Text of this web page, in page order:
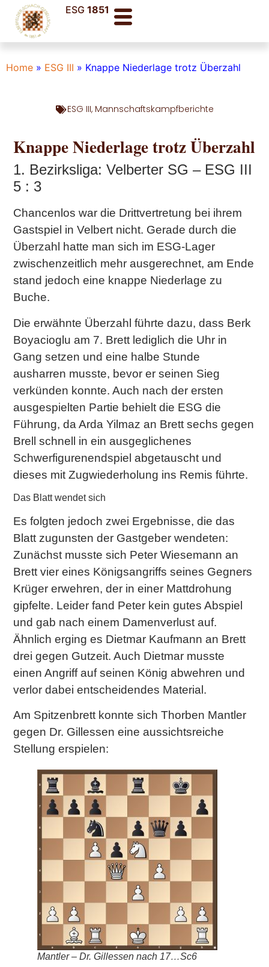
ESG1851
Home » ESG III » Knappe Niederlage trotz Überzahl
ESG III, Mannschaftskampfberichte
Knappe Niederlage trotz Überzahl
1. Bezirksliga: Velberter SG – ESG III
5 : 3
Chancenlos war die Drittvertretung bei ihrem
Gastspiel in Velbert nicht. Gerade durch die
Überzahl hatte man sich im ESG-Lager
zwischenzeitlich mehr ausgerechnet, am Ende
stand jedoch eine knappe Niederlage zu
Buche.
Die erwähnte Überzahl führte dazu, dass Berk
Boyacioglu am 7. Brett lediglich die Uhr in
Gang setzen und eine halbe Stunde
ausharren musste, bevor er seinen Sieg
verkünden konnte. Auch nach der ersten
ausgespielten Partie behielt die ESG die
Führung, da Arda Yilmaz an Brett sechs gegen
Brell schnell in ein ausgeglichenes
Schwerfigurenendspiel abgetauscht und
dieses mit Zugwiederholung ins Remis führte.
Das Blatt wendet sich
Es folgten jedoch zwei Ergebnisse, die das
Blatt zugunsten der Gastgeber wendeten:
Zunächst musste sich Peter Wiesemann an
Brett vier eines Königsangriffs seines Gegners
Krüger erwehren, der in einer Mattdrohung
gipfelte. Leider fand Peter kein gutes Abspiel
und gab nach einem Damenverlust auf.
Ähnlich erging es Dietmar Kaufmann an Brett
drei gegen Gutzeit. Auch Dietmar musste
einen Angriff auf seinen König abwehren und
verlor dabei entscheidendes Material.
Am Spitzenbrett konnte sich Thorben Mantler
gegen Dr. Gillessen eine aussichtsreiche
Stellung erspielen:
Mantler – Dr. Gillessen nach 17…Sc6